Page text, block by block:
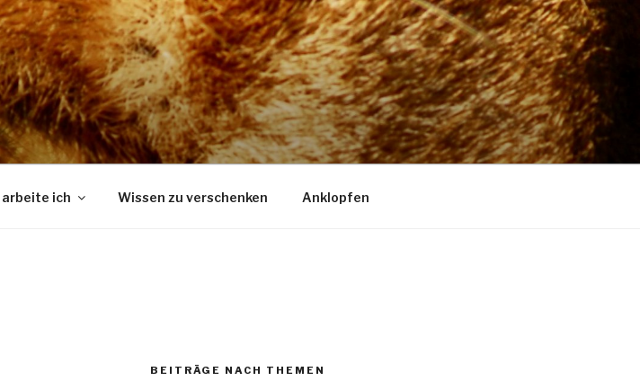
arbeite ich Wissen zu verschenken Anklopfen
BEITRÄGE NACH THEMEN